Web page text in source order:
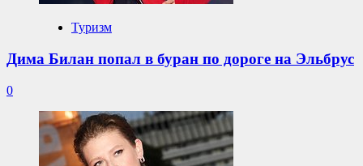
Туризм
Дима Билан попал в буран по дороге на Эльбрус
0